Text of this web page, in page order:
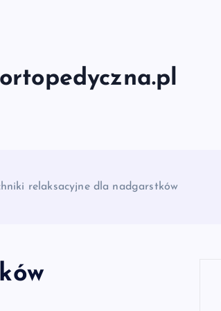
relaksacyjne dla nadgarstków